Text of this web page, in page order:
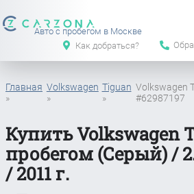
Авто с пробегом в Москве
Как добраться?
Главная
»
Volkswagen
»
Tiguan
»
Volkswagen
#62987197
Купить Volkswagen
пробегом (Серый) /
/ 2011 г.